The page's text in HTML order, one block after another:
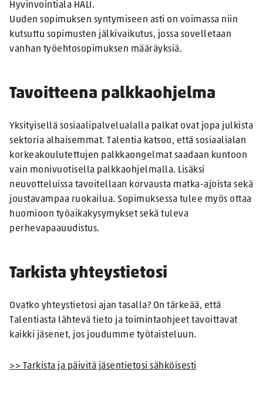
Hyvinvointiala HALI.
Uuden sopimuksen syntymiseen asti on voimassa niin
kutsuttu sopimusten jälkivaikutus, jossa sovelletaan
vanhan työehtosopimuksen määräyksiä.
Tavoitteena palkkaohjelma
Yksityisellä sosiaalipalvelualalla palkat ovat jopa julkista
sektoria alhaisemmat. Talentia katsoo, että sosiaalialan
korkeakoulutettujen palkkaongelmat saadaan kuntoon
vain monivuotisella palkkaohjelmalla. Lisäksi
neuvotteluissa tavoitellaan korvausta matka-ajoista sekä
joustavampaa ruokailua. Sopimuksessa tulee myös ottaa
huomioon työaikakysymykset sekä tuleva
perhevapaauudistus.
Tarkista yhteystietosi
Ovatko yhteystietosi ajan tasalla? On tärkeää, että
Talentiasta lähtevä tieto ja toimintaohjeet tavoittavat
kaikki jäsenet, jos joudumme työtaisteluun.
>> Tarkista ja päivitä jäsentietosi sähköisesti